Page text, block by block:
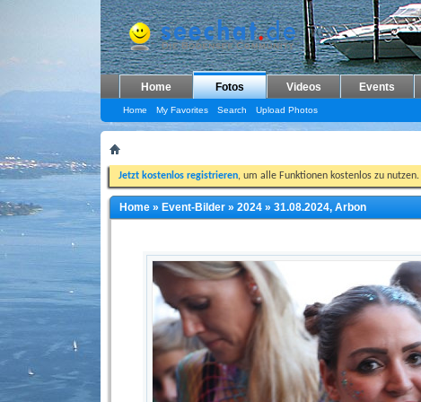
Home Fotos
Home My Favorites Search Upload Photos
Videos Events
Jetzt kostenlos registrieren, um alle Funktionen kostenlos zu
Home » Event-Bilder » 2024 » 31.08.2024, Arbon